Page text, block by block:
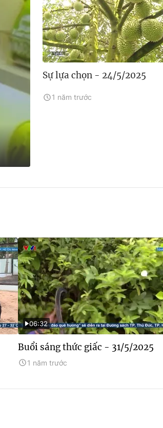
Sự lựa chọn - 24/5/2025
1 năm trước
06:32
Buổi sáng thức giấc - 31/5/2025
1 năm trước